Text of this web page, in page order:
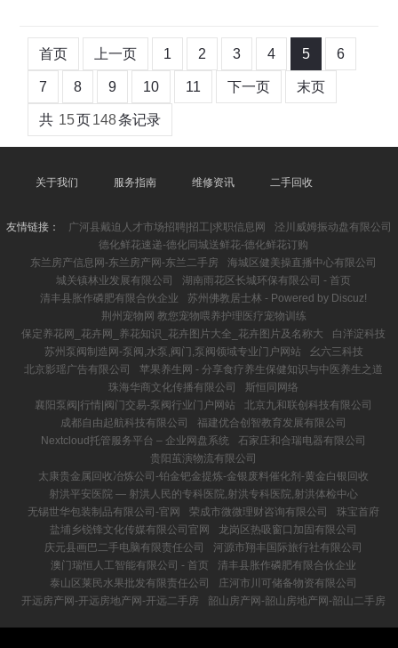
首页 上一页 1 2 3 4 5 6
7 8 9 10 11 下一页 末页
共 15页148条记录
关于我们 服务指南 维修资讯 二手回收
友情链接： 广河县戴迫人才市场招聘|招工|求职信息网
泾川威姆振动盘有限公司
德化鲜花速递-德化同城送鲜花-德化鲜花订购
东兰房产信息网-东兰房产网-东兰二手房
海城区健美操直播中心有限公司
城关镇林业发展有限公司
湖南雨花区长城环保有限公司 - 首页
清丰县胀作磷肥有限合伙企业
苏州佛教居士林 - Powered by Discuz!
荆州宠物网 教您宠物喂养护理医疗宠物训练
保定养花网_花卉网_养花知识_花卉图片大全_花卉图片及名称大
白洋淀科技
苏州泵阀制造网-泵阀,水泵,阀门,泵阀领域专业门户网站
幺六三科技
北京影瑶广告有限公司
苹果养生网 - 分享食疗养生保健知识与中医养生之道
珠海华商文化传播有限公司
斯恒同网络
襄阳泵阀|行情|阀门交易-泵阀行业门户网站
北京九和联创科技有限公司
成都自由起航科技有限公司
福建优合创智教育发展有限公司
Nextcloud托管服务平台 – 企业网盘系统
石家庄和合瑞电器有限公司
贵阳茧演物流有限公司
太康贵金属回收冶炼公司-铂金钯金提炼-金银废料催化剂-黄金白银回收
射洪平安医院 ― 射洪人民的专科医院,射洪专科医院,射洪体检中心
无锡世华包装制品有限公司-官网
荣成市微微理财咨询有限公司
珠宝首府
盐埔乡锐锋文化传媒有限公司官网
龙岗区热吸窗口加固有限公司
庆元县画巴二手电脑有限责任公司
河源市翔丰国际旅行社有限公司
澳门瑞恒人工智能有限公司 - 首页
清丰县胀作磷肥有限合伙企业
泰山区莱民水果批发有限责任公司
庄河市川可储备物资有限公司
开远房产网-开远房地产网-开远二手房
韶山房产网-韶山房地产网-韶山二手房